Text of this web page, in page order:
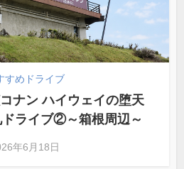
すめドライブ
ナン ハイウェイの堕天
ライブ②～箱根周辺～
年6月18日